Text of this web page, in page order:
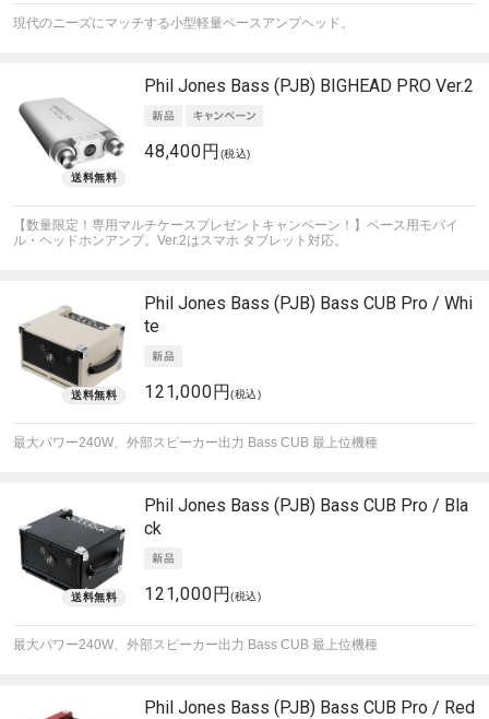
現代のニーズにマッチする小型軽量ベースアンプヘッド。
Phil Jones Bass (PJB) BIGHEAD PRO Ver.2
48,400円 (税込)
【数量限定！専用マルチケースプレゼントキャンペーン！】ベース用モバイ
ル・ヘッドホンアンプ。Ver.2はスマホ タブレット対応。
Phil Jones Bass (PJB) Bass CUB Pro / Whi
te
121,000円(税込)
最大パワー240W、外部スピーカー出力 Bass CUB 最上位機種
Phil Jones Bass (PJB) Bass CUB Pro / Bla
ck
121,000円(税込)
最大パワー240W、外部スピーカー出力 Bass CUB 最上位機種
Phil Jones Bass (PJB) Bass CUB Pro / Red